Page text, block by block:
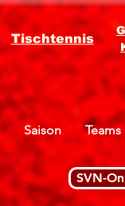
Tischtennis
Saison Teams
SVN-